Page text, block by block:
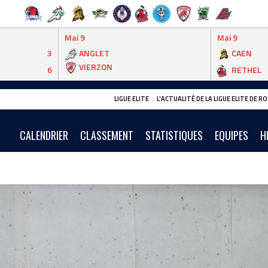
3
6
Mai 9
ANGLET
VIERZON
Mai 9
CAEN
RETHEL
LIGUE ELITE L'ACTUALITÉ DE LA LIGUE ELITE DE
CALENDRIER CLASSEMENT STATISTIQUES EQUIPES